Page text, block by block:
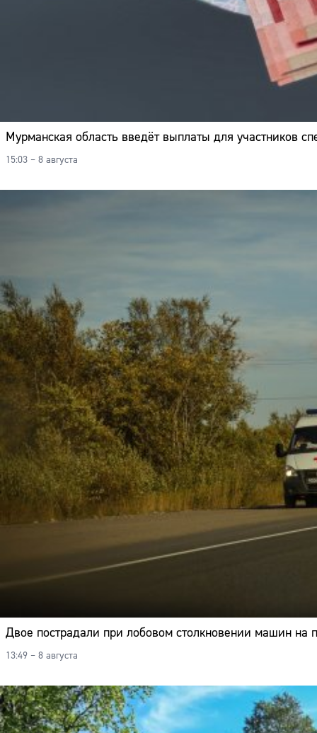
Мурманская область введёт выплаты для участников
15:03 – 8 августа
Двое пострадали при лобовом столкновении машин на
13:49 – 8 августа